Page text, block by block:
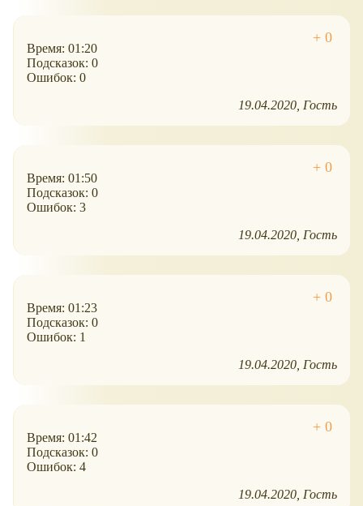
Время: 01:20
Подсказок: 0
Ошибок: 0
19.04.2020 Гость
Время: 01:50
Подсказок: 0
Ошибок: 3
19.04.2020 Гость
Время: 01:23
Подсказок: 0
Ошибок: 1
19.04.2020 Гость
Время: 01:42
Подсказок: 0
Ошибок: 4
19.04.2020 Гость